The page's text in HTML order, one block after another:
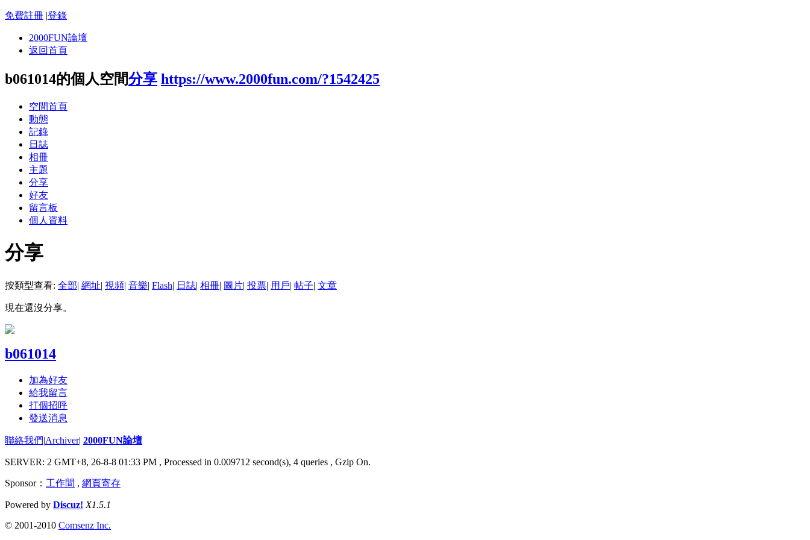
免費註冊 |登錄
2000FUN論壇
返回首頁
b061014的個人空間分享 https://www.2000fun.com/?1542425
空間首頁
動態
記錄
日誌
相冊
主題
分享
好友
留言板
個人資料
分享
按類型查看: 全部| 網址| 視頻| 音樂| Flash| 日誌| 相冊| 圖片| 投票| 用戶| 帖子| 文章
現在還沒分享。
b061014
加為好友
給我留言
打個招呼
發送消息
聯絡我們|Archiver| 2000FUN論壇
SERVER: 2 GMT+8, 26-8-8 01:33 PM , Processed in 0.009712 second(s), 4 queries , Gzip On.
Sponsor： 工作間 , 網頁寄存
Powered by Discuz! X1.5.1
© 2001-2010 Comsenz Inc.